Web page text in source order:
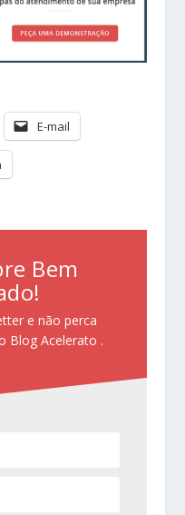
E-mail
Bem
e não perca
Blog Acelerato .